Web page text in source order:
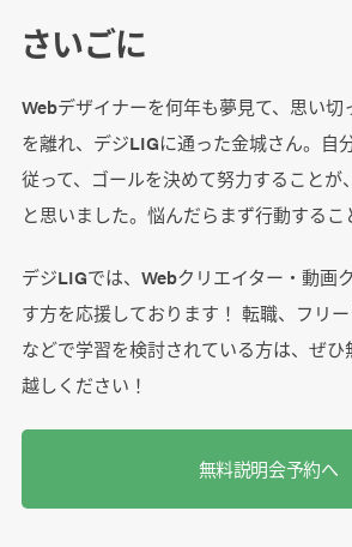
さいごに
Webデザイナーを何年も夢見て、思い切
を離れ、デジLIGに通った金城さん。自
従って、ゴールを決めて努力することが
と思いました。悩んだらまず行動するこ
デジLIGでは、Webクリエイター・動画
す方を応援しております！ 転職、フリ
などで学習を検討されている方は、ぜ
越しください！
無料説明会予約へ